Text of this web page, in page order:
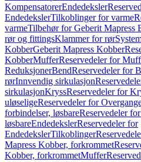
KompensatorerEndedeksler
EndedekslerTilkoblinger for varme
varmeTilbehør for Geberit Mapress
rør og fittingsKlammer for rør
KobberGeberit Mapress Kobber
KobberMufferReservedeler for
ReduksjonerBendReservedeler for
rørInnvendig sirkulasjon
sirkulasjonKryssReservedeler for
uløseligeReservedeler for
forbindelser, løsbareReservedeler
løsbareEndedekslerReservedeler for
EndedekslerTilkoblinger
Mapress Kobber, forkrommet
Kobber, forkrommetMuffer